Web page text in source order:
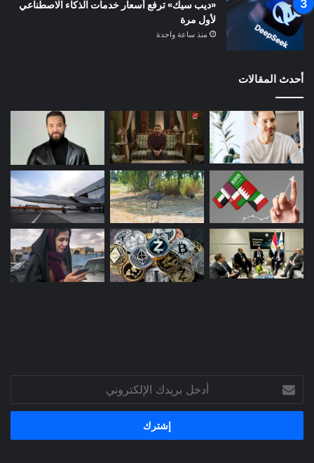
«ديب سيك» ترفع أسعار خدمات الذكاء الاصطناعي
لأول مرة
منذ ساعة واحدة
أحدث المقالات
بريدك
الإلكتروني